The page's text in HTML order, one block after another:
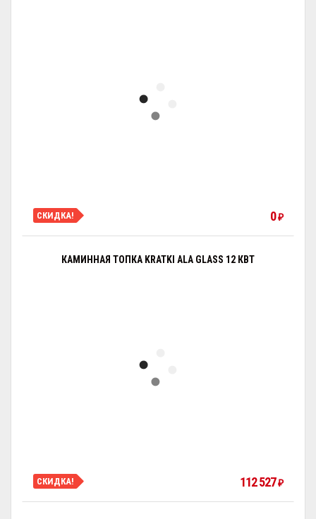
СКИДКА! 0₽
КАМИННАЯ ТОПКА KRATKI ALA GLASS 12 КВТ
СКИДКА! 112 527₽